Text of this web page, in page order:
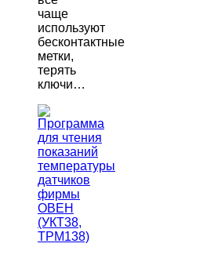
чаще
используют
бесконтактные
метки,
терять
ключи…